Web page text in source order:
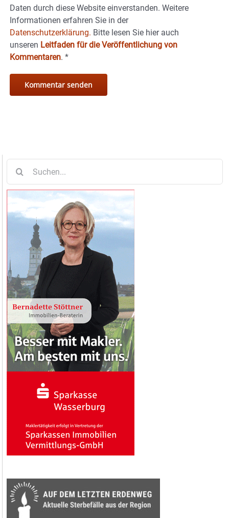
Daten durch diese Website einverstanden. Weitere
Informationen erfahren Sie in der
Datenschutzerklärung. Bitte lesen Sie hier auch
unseren Leitfaden für die Veröffentlichung von
Kommentaren. *
nach: